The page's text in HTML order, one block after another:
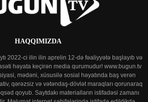
HAQQIMIZDA
2022-ci ilin ilin aprelin 12-də fəaliyyətə başlayıb və
həyata keçirən media qurumudur! www.bugun.tv
mədəni, xüsusilə sosial həyatında baş verən
qərəzsiz və vətəndaş-dövlət maraqları qorunaraq
qoyub. Saytdakı materialların istifadəsi zamanı